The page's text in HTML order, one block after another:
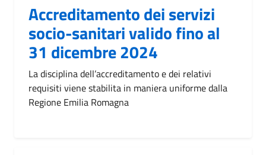
Accreditamento dei servizi
socio-sanitari valido fino al
31 dicembre 2024
La disciplina dell’accreditamento e dei relativi
requisiti viene stabilita in maniera uniforme dalla
Regione Emilia Romagna